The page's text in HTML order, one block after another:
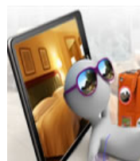
Mascotas
Médicos Veterinarios
Veterinarias
Centros Oftalmológicos
Médicos Oftalmólogos
Oftalmología
Oculistas